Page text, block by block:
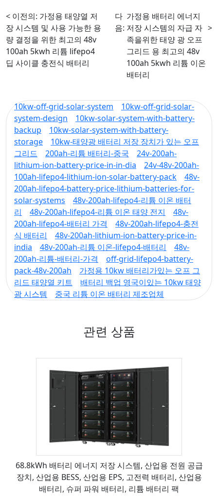
< 이전의: 가정용 태양열 저
장 시스템 및 사용 가능한 용
량 결정을 위한 최고의 48v
100ah 5kwh 리튬 lifepo4
딥 사이클 충전식 배터리
다
음:
가정용 배터리 에너지
저장 시스템의 자급 자
족을위한 태양 광 오프
그리드 용 최고의 48v
100ah 5kwh 리튬 이온
배터리
>
10kw-off-grid-solar-system
10kw-off-grid-solar-
system-design
10kw-solar-system-with-battery-
backup
10kw-solar-system-with-battery-
storage
10kw-태양광 배터리 저장 장치가 있는 오프
그리드
200ah-리튬 배터리-중국
24v-200ah-
lithium-ion-battery-price-in-in-dia
24v-48v-200ah-
100ah-lifepo4-lithium-ion-solar-battery-pack
48v-
200ah-lifepo4-battery-price-lithium-batteries-for-
solar-systems
48v-200ah-lifepo4-리튬 이온 배터
리
48v-200ah-lifepo4-리튬 이온 태양 전지
48v-
200ah-lifepo4-배터리 가격
48v-200ah-lifepo4-충전
식 배터리
48v-200ah-lithium-ion-battery-price-in-
india
48v-200ah-리튬 이온-lifepo4-배터리
48v-
200ah-리튬-배터리-가격
off-grid-lifepo4-battery-
pack-48v-200ah
가정용 10kw 배터리가있는 오프 그
리드 태양열 키트
배터리 백업 영국이있는 10kw 태양
광 시스템
중국 리튬 이온 배터리 제조업체
관련 상품
68.8kWh 배터리 에너지 저장 시스템, 산업용 전원 공급
장치, 산업용 BESS, 산업용 EPS, 고전력 배터리, 산업용
배터리, 슈퍼 파워 배터리, 리튬 배터리 팩